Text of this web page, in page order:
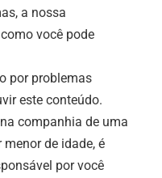
a nossa
você pode
por problemas
este conteúdo.
companhia de uma
de idade, é
por você